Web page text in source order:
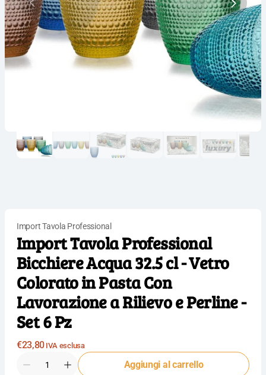
Import Tavola Professional
Import Tavola Professional
Bicchiere Acqua 32.5 cl - Vetro
Colorato in Pasta Con
Lavorazione a Rilievo e Perline -
Set 6 Pz
Prezzo
€23,80 IVA esclusa
Diminuisci
Aumenta
Aggiungi al carrello